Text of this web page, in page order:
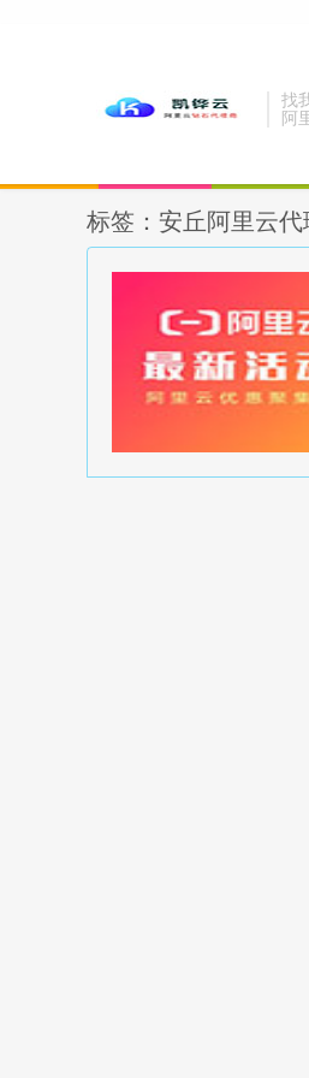
找
阿
标签：安丘阿里云代